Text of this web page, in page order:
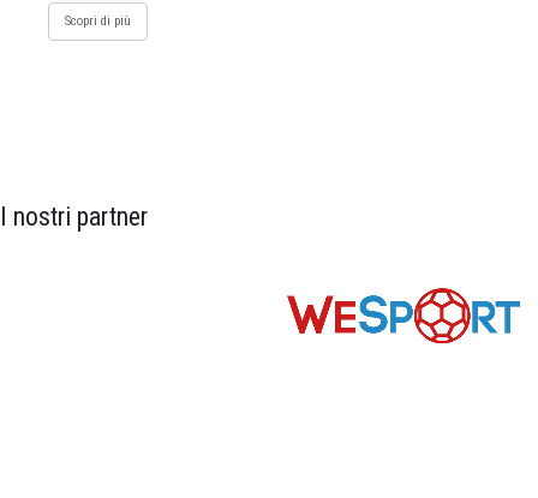
Scopri di più
I nostri partner